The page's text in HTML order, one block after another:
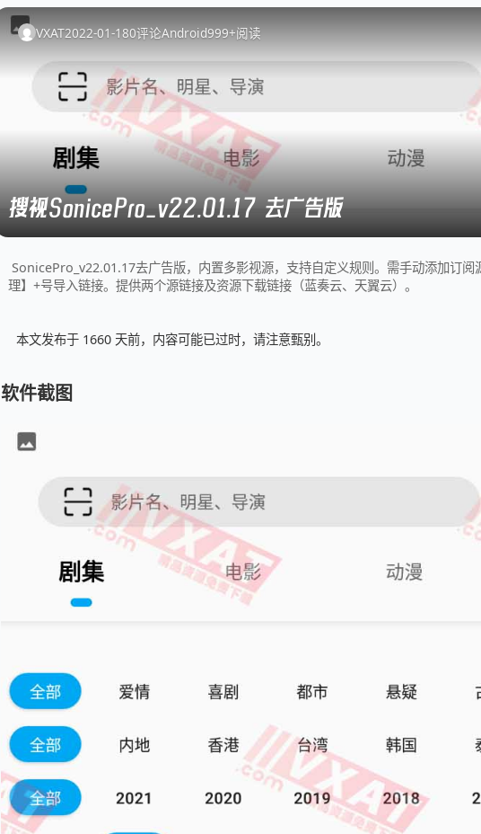
VXAT2022-01-180评论Android999+阅读
搜视SonicePro_v22.01.17 去广告版
SonicePro_v22.01.17去广告版，内置多影视源，支持自定义规则。需手动添加订阅
理】+号导入链接。提供两个源链接及资源下载链接（蓝奏云、天翼云）。
本文发布于 1660 天前，内容可能已过时，请注意甄别。
软件截图